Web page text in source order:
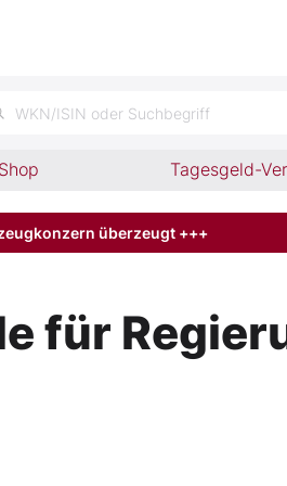
WKN/ISIN oder Suchbegriff
Tagesgeld-
überzeugt +++
für